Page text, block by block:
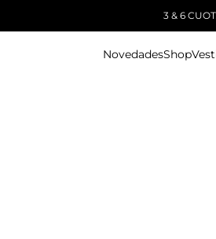
3 & 6
NovedadesShop